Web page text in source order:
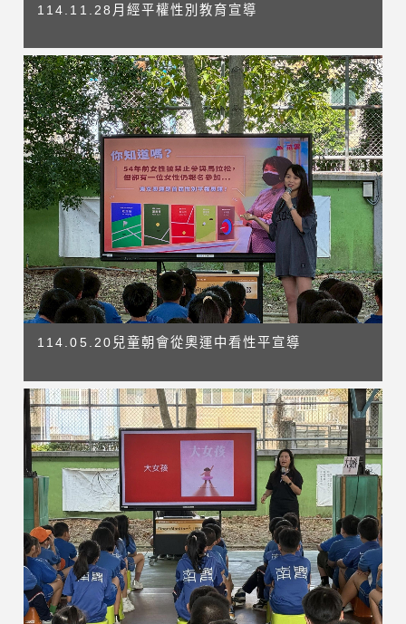
114.11.28月經平權性別教育宣導
114.05.20兒童朝會從奧運中看性平宣導